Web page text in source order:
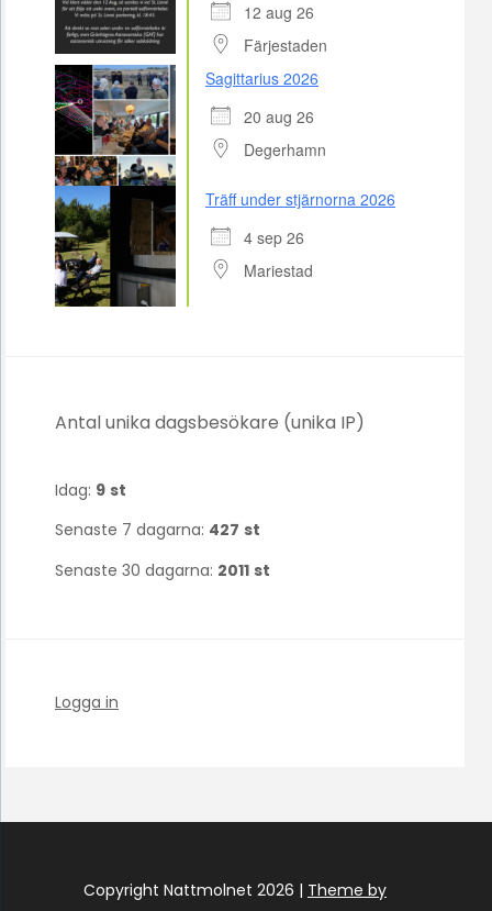
12 aug 26
Färjestaden
Sagittarius 2026
20 aug 26
Degerhamn
Träff under stjärnorna 2026
4 sep 26
Mariestad
Antal unika dagsbesökare (unika IP)
Idag: 9 st
Senaste 7 dagarna: 427 st
Senaste 30 dagarna: 2011 st
Logga in
Copyright Nattmolnet 2026 | Theme by